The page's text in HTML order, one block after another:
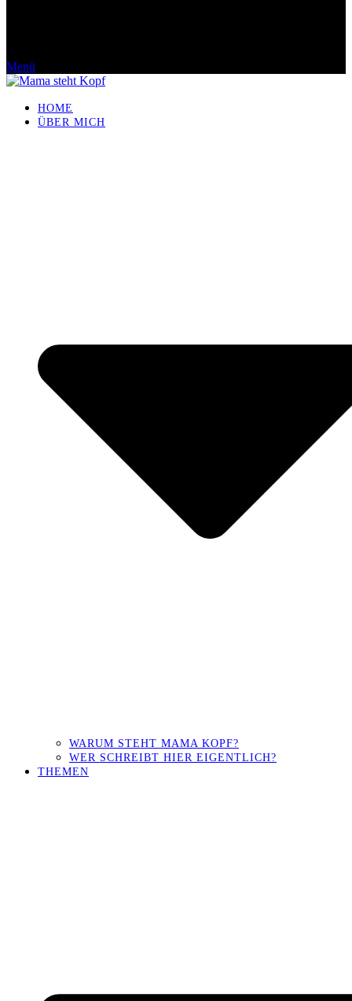
Menü
HOME
ÜBER MICH
WARUM STEHT MAMA KOPF?
WER SCHREIBT HIER EIGENTLICH?
THEMEN